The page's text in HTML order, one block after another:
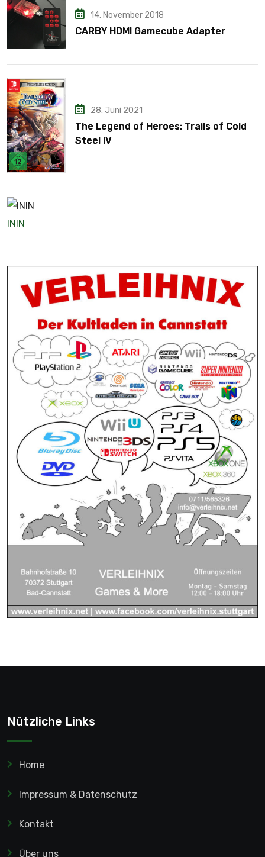
14. November 2018
CARBY HDMI Gamecube Adapter
28. Juni 2021
The Legend of Heroes: Trails of Cold
Steel IV
ININ
Nützliche Links
Home
Impressum & Datenschutz
Kontakt
Über uns